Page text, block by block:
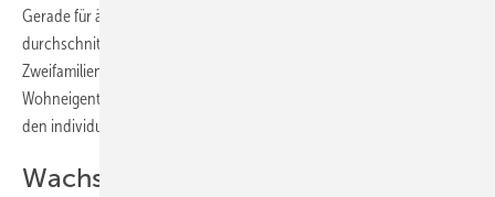
Gerade für ältere Gebäude berichten Energieberater von
durchschnittlich rund 85 000 Euro Investitionssumme für Ein- bis
Zweifamilienhäuser und von rund 200 000 Euro für
Wohneigentümergemeinschaften von Mehrfamilienhäusern, die ohne
den individuellen Sanierungsfahrplan kaum realisiert werden.
Wachstumseuphorie für